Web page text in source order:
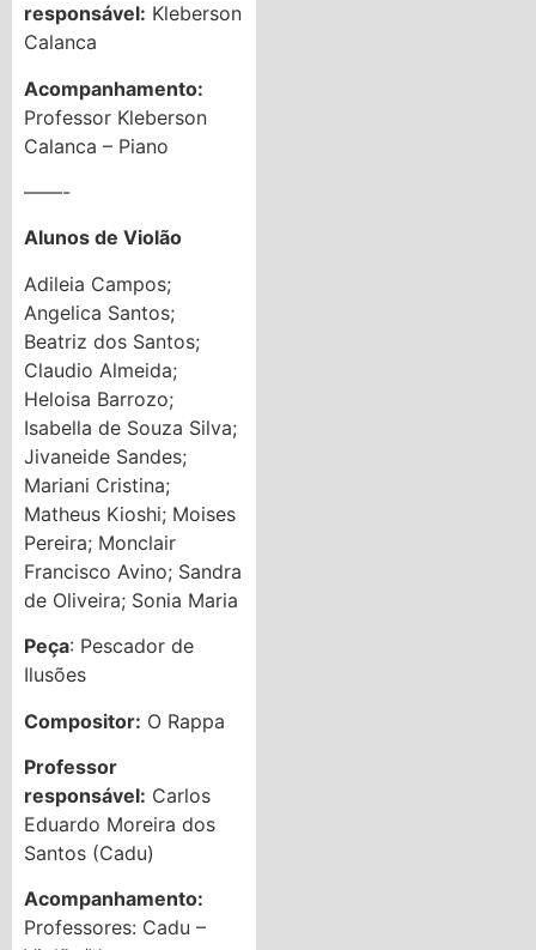
responsável: Kleberson
Calanca
Acompanhamento:
Professor Kleberson
Calanca – Piano
——-
Alunos de Violão
Adileia Campos;
Angelica Santos;
Beatriz dos Santos;
Claudio Almeida;
Heloisa Barrozo;
Isabella de Souza Silva;
Jivaneide Sandes;
Mariani Cristina;
Matheus Kioshi; Moises
Pereira; Monclair
Francisco Avino; Sandra
de Oliveira; Sonia Maria
Peça: Pescador de
Ilusões
Compositor: O Rappa
Professor
responsável: Carlos
Eduardo Moreira dos
Santos (Cadu)
Acompanhamento:
Professores: Cadu –